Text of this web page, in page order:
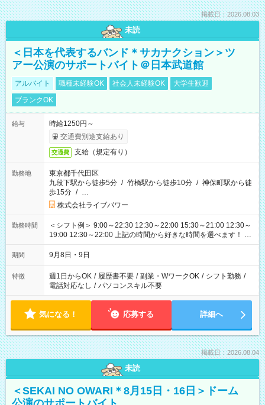
掲載日：2026.08.03
未読
＜日本を代表するバンド＊サカナクション＞ツ
アー公演のサポートバイト＠日本武道館
アルバイト 職種未経験OK 社会人未経験OK
大学生歓迎
ブランクOK
給与
時給1250円～
交通費別途支給あり
交通費 支給（規定有り）
勤務地
東京都千代田区
九段下駅から徒歩5分 / 竹橋駅から徒歩10分 / 神保町駅から徒
歩15分 / …
株式会社ライブパワー
勤務時間
＜シフト例＞ 9:00～22:30 12:30～22:00 15:30～21:00 12:30～
19:00 12:30～22:00 上記の時間から好きな時間を選べます！ ※
時間は変更となる可能性があります
期間 9月8日・9日
特徴 週1日からOK / 履歴書不要 / 副業・WワークOK / シフト勤務 /
電話対応なし / パソコンスキル不要
気になる！ 応募する 詳細へ
掲載日：2026.08.04
未読
＜SEKAI NO OWARI＊8月15日・16日＞ドーム